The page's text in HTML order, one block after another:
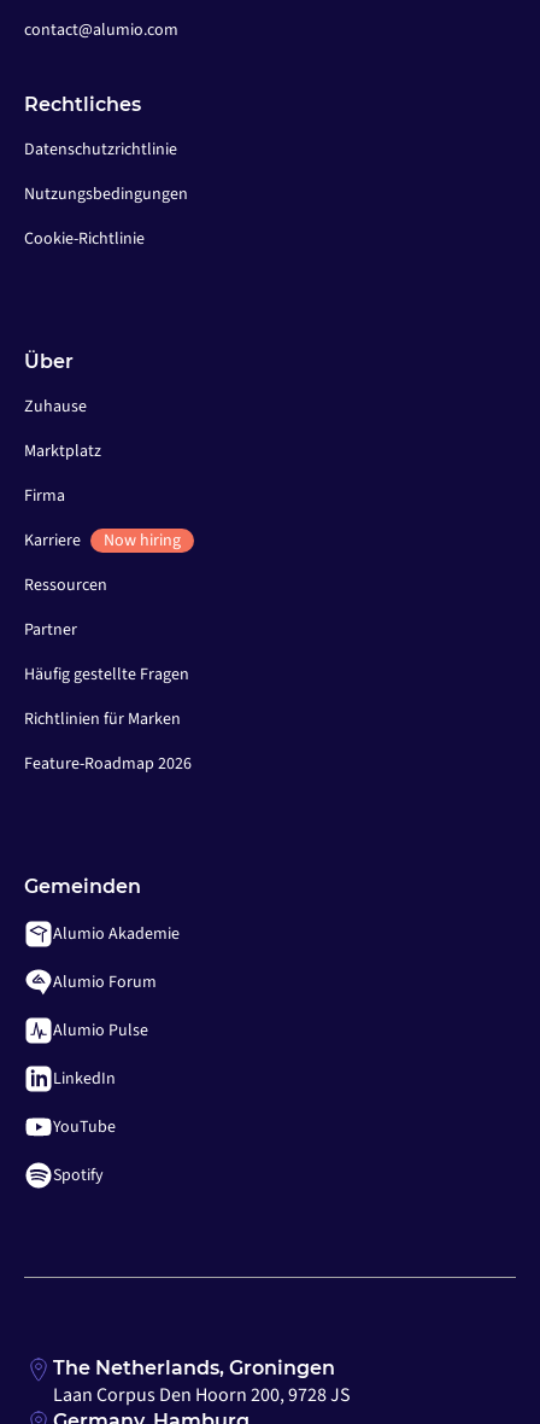
contact@alumio.com
Rechtliches
Datenschutzrichtlinie
Nutzungsbedingungen
Cookie-Richtlinie
Über
Zuhause
Marktplatz
Firma
Karriere
Now hiring
Ressourcen
Partner
Häufig gestellte Fragen
Richtlinien für Marken
Feature-Roadmap 2026
Gemeinden
Alumio Akademie
Alumio Forum
Alumio Pulse
LinkedIn
YouTube
Spotify
The Netherlands, Groningen
Laan Corpus Den Hoorn 200, 9728 JS